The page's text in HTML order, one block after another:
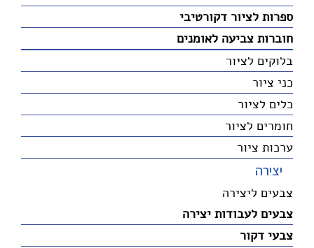
ספרות לציור דקורטיבי
חוברות צביעה לאומנים
בלוקים לציור
כני ציור
כלים לציור
חומרים לציור
ערכות ציור
יצירה
צבעים ליצירה
צבעים לעבודות יצירה
צבעי דקור